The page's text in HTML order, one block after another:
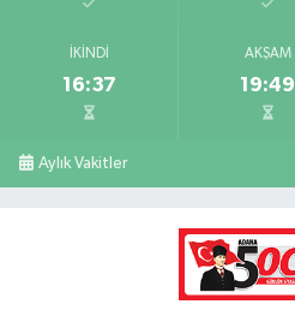
İKINDI
16:37
AKŞAM
19:49
Aylık Vakitler